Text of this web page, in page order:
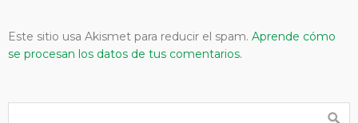
Este sitio usa Akismet para reducir el spam. Aprende cómo
se procesan los datos de tus comentarios.